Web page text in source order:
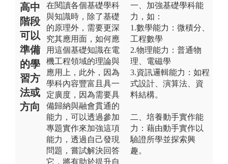
高中
階段
可以
準備
的學
習方
法或
方向
在閱讀各個基礎學科
與知識時，除了基礎
的原理外，需要更深
究其應用面，如何應
用這個基礎知識在電
機工程領域的理論與
應用上，此外，因為
學科內容豐富且具一
定廣度，因為需要具
備歸納與融會貫通的
能力，可以透過參加
專題實作來加強這項
能力，透過自己發現
問題，嘗試解決回答
它，將有助於提升自
一、加強基礎學科能
力，如：
1.數學能力：微積分、
工程數學
2.物理能力：普通物
理、電磁學
3.資訊邏輯能力：如程
式設計、演算法、資
料結構。
二、培養動手實作能
力：藉由動手實作以
驗證所學並探索興
趣。